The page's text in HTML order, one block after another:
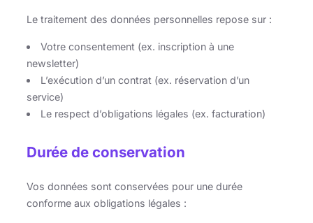
Le traitement des données personnelles repose sur :
Votre consentement (ex. inscription à une
newsletter)
L’exécution d’un contrat (ex. réservation d’un
service)
Le respect d’obligations légales (ex. facturation)
Durée de conservation
Vos données sont conservées pour une durée
conforme aux obligations légales :